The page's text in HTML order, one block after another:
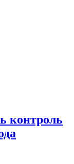
контроль